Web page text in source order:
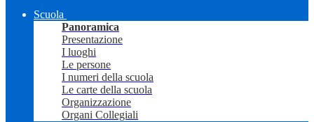
Scuola
Panoramica
Presentazione
I luoghi
Le persone
I numeri della scuola
Le carte della scuola
Organizzazione
Organi Collegiali